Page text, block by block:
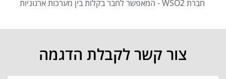
חברת WSO2 - המאפשר לחבר בקלות בין מערכות ארגוניות
צור קשר לקבלת הדגמה